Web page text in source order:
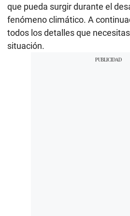
que pueda surgir durante el
fenómeno climático. A
todos los detalles que
situación.